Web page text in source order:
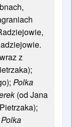
z
Polka
(od Jana
Polka